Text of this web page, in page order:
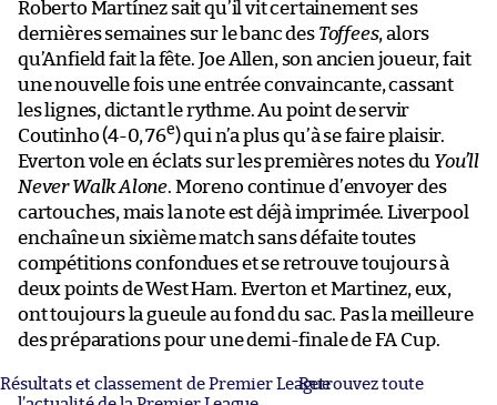
Roberto Martínez sait qu’il vit certainement ses
dernières semaines sur le banc des Toffees, alors
qu’Anfield fait la fête. Joe Allen, son ancien joueur, fait
une nouvelle fois une entrée convaincante, cassant
les lignes, dictant le rythme. Au point de servir
Coutinho (4-0, 76e) qui n’a plus qu’à se faire plaisir.
Everton vole en éclats sur les premières notes du You’ll
Never Walk Alone. Moreno continue d’envoyer des
cartouches, mais la note est déjà imprimée. Liverpool
enchaîne un sixième match sans défaite toutes
compétitions confondues et se retrouve toujours à
deux points de West Ham. Everton et Martinez, eux,
ont toujours la gueule au fond du sac. Pas la meilleure
des préparations pour une demi-finale de FA Cup.
Résultats et classement de Premier LeagueRetrouvez toute